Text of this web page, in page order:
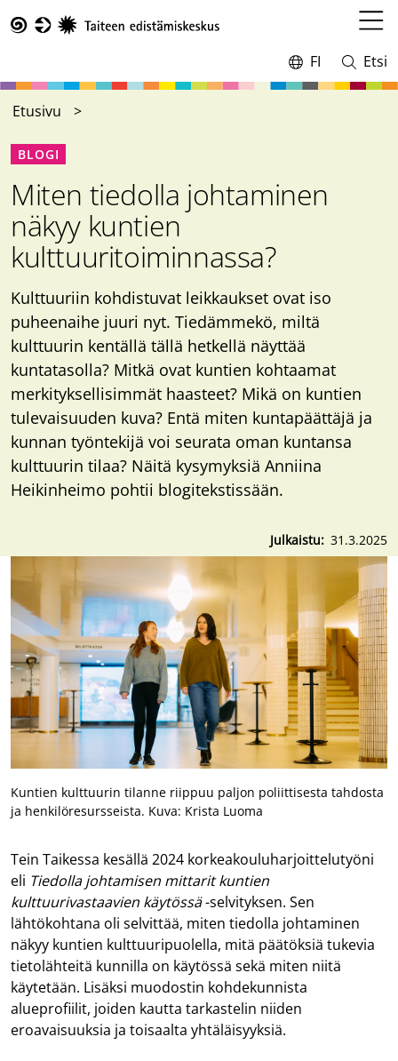
pääsisältöön
valikko
Vaihda
kieltä,
FI
Avaa
ja
Etsi
Etusivu
BLOGI
Miten tiedolla johtaminen
näkyy kuntien
kulttuuritoiminnassa?
Kulttuuriin kohdistuvat leikkaukset ovat iso
puheenaihe juuri nyt. Tiedämmekö, miltä
kulttuurin kentällä tällä hetkellä näyttää
kuntatasolla? Mitkä ovat kuntien kohtaamat
merkityksellisimmät haasteet? Mikä on kuntien
tulevaisuuden kuva? Entä miten kuntapäättäjä ja
kunnan työntekijä voi seurata oman kuntansa
kulttuurin tilaa? Näitä kysymyksiä Anniina
Heikinheimo pohtii blogitekstissään.
Julkaistu 31.3.2025
Kuntien kulttuurin tilanne riippuu paljon poliittisesta tahdosta
ja henkilöresursseista. Kuva: Krista Luoma
Tein Taikessa kesällä 2024 korkeakouluharjoittelutyöni
eli Tiedolla johtamisen mittarit kuntien
kulttuurivastaavien käytössä-selvityksen. Sen
lähtökohtana oli selvittää, miten tiedolla johtaminen
näkyy kuntien kulttuuripuolella, mitä päätöksiä tukevia
tietolähteitä kunnilla on käytössä sekä miten niitä
käytetään. Lisäksi muodostin kohdekunnista
alueprofiilit, joiden kautta tarkastelin niiden
eroavaisuuksia ja toisaalta yhtäläisyyksiä.